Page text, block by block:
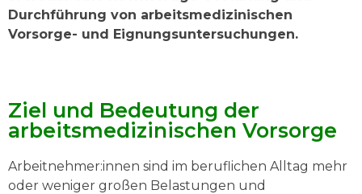
Durchführung von arbeitsmedizinischen
Vorsorge- und Eignungsuntersuchungen.
Ziel und Bedeutung der
arbeitsmedizinischen Vorsorge
Arbeitnehmer:innen sind im beruflichen Alltag mehr
oder weniger großen Belastungen und